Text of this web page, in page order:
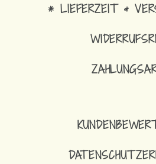
* LIEFERZEIT &